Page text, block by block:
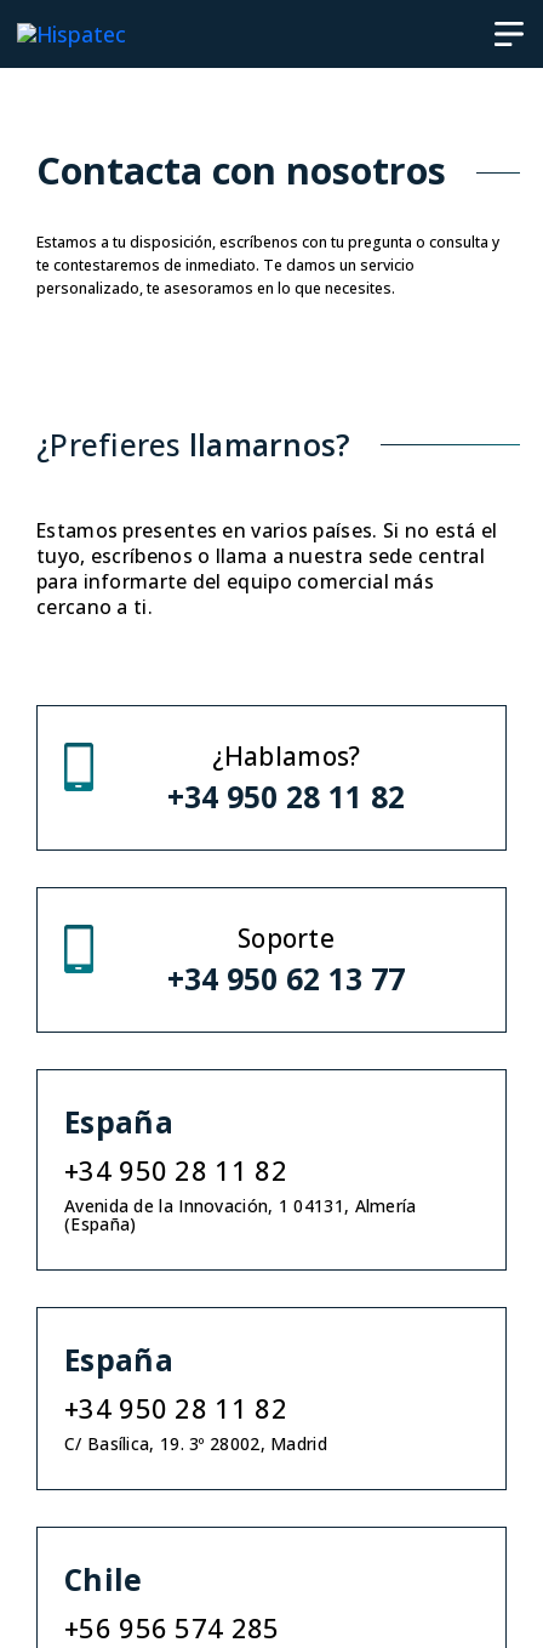
Contacta con nosotros
Estamos a tu disposición, escríbenos con tu pregunta o consulta y
te contestaremos de inmediato. Te damos un servicio
personalizado, te asesoramos en lo que necesites.
¿Prefieres llamarnos?
Estamos presentes en varios países. Si no está el
tuyo, escríbenos o llama a nuestra sede central
para informarte del equipo comercial más
cercano a ti.
¿Hablamos?
+34 950 28 11 82
Soporte
+34 950 62 13 77
España
+34 950 28 11 82
Avenida de la Innovación, 1 04131, Almería
(España)
España
+34 950 28 11 82
C/ Basílica, 19. 3º 28002, Madrid
Chile
+56 956 574 285